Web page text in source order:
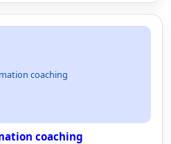
coaching
coaching